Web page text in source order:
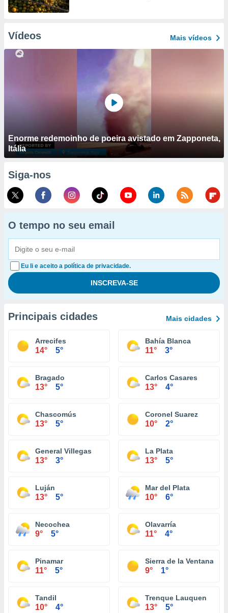
Vídeos Mais vídeos
Enorme redemoinho de poeira avistado em Zapponeta,
Itália
Siga-nos
O tempo no seu email
Eu li e aceito a política de privacidade.
Principais cidades Mais cidades
Arrecifes
14° 5°
Bahía Blanca
11° 3°
Bragado
13° 5°
Carlos Casares
13° 4°
Chascomús
13° 5°
Coronel Suarez
10° 2°
General Villegas
13° 3°
La Plata
13° 5°
Luján
13° 5°
Mar del Plata
10° 6°
Necochea
9° 5°
Olavarría
11° 4°
Pinamar
11° 5°
Sierra de la Ventana
9° 1°
Tandil
10° 4°
Trenque Lauquen
13° 5°